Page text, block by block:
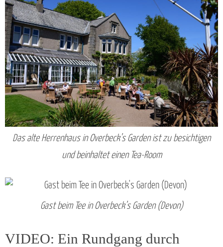
Das alte Herrenhaus in Overbeck’s Garden ist zu besichtigen
und beinhaltet einen Tea-Room
Gast beim Tee in Overbeck’s Garden (Devon)
VIDEO: Ein Rundgang durch